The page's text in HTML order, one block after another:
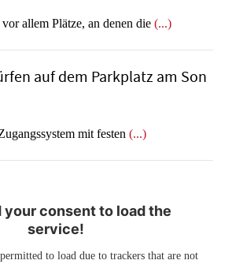
allem Plätze, an denen die (...)
auf dem Parkplatz am Son
mit festen (...)
your consent to load the
service!
to load due to trackers that are not